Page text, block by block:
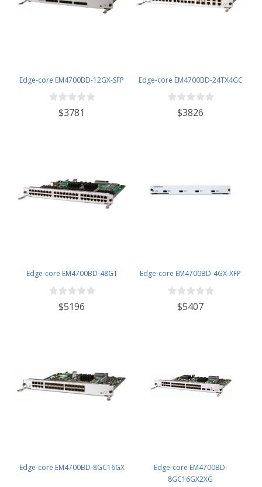
Edge-core EM4700BD-12GX-SFP
$3781
Edge-core EM4700BD-24TX4GC
$3826
Edge-core EM4700BD-48GT
$5196
Edge-core EM4700BD-4GX-XFP
$5407
Edge-core EM4700BD-8GC16GX
Edge-core EM4700BD-
8GC16GX2XG